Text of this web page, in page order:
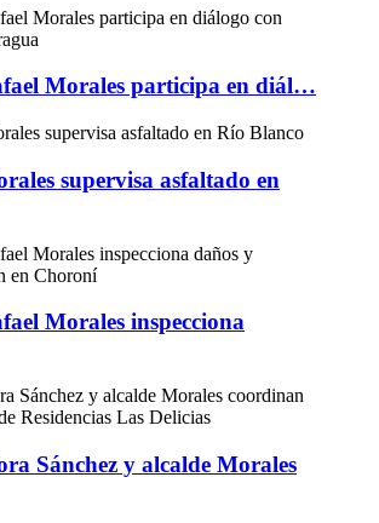
Morales participa en diál…
supervisa asfaltado en
Morales inspecciona
Sánchez y alcalde Morales